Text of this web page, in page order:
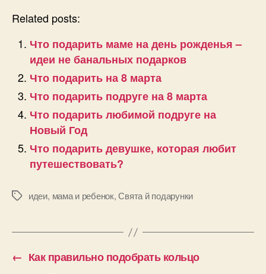
Related posts:
Что подарить маме на день рожденья –
идеи не банальных подарков
Что подарить на 8 марта
Что подарить подруге на 8 марта
Что подарить любимой подруге на
Новый Год
Что подарить девушке, которая любит
путешествовать?
Позначки
идеи, мама и ребенок,Свята й подарунки
← Как правильно подобрать кольцо